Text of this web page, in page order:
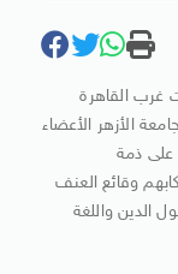
غرب القاهرة
من طلاب جامعة الأزهر الأعضاء
احتياطيا على ذمة
وقائع العنف
الدين واللغة